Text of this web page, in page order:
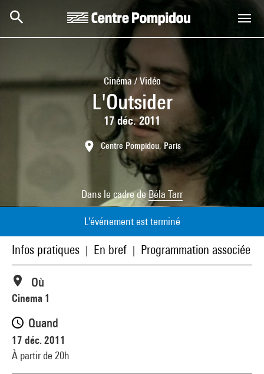
Cinéma / Vidéo
L'Outsider
17 déc. 2011
Centre Pompidou, Paris
Dans le cadre deBéla Tarr
L'événement est terminé
Infos pratiques En bref Programmation associée
Où
Cinema 1
Quand
17 déc. 2011
À partir de 20h